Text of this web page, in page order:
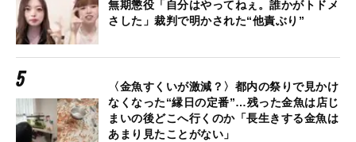
無期懲役「自分はやってねぇ。誰かがトドメ
さした」裁判で明かされた“他責ぶり”
〈金魚すくいが激減？〉都内の祭りで見かけ
なくなった“縁日の定番”…残った金魚は店じ
まいの後どこへ行くのか「長生きする金魚は
あまり見たことがない」